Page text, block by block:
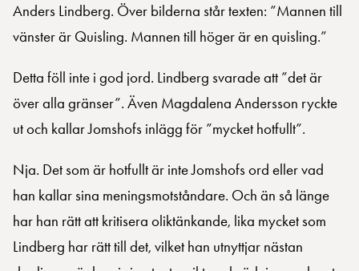
Anders Lindberg. Över bilderna står texten: ”Mannen till
vänster är Quisling. Mannen till höger är en quisling.”
Detta föll inte i god jord. Lindberg svarade att ”det är
över alla gränser”. Även Magdalena Andersson ryckte
ut och kallar Jomshofs inlägg för ”mycket hotfullt”.
Nja. Det som är hotfullt är inte Jomshofs ord eller vad
han kallar sina meningsmotståndare. Och än så länge
har han rätt att kritisera oliktänkande, lika mycket som
Lindberg har rätt till det, vilket han utnyttjar nästan